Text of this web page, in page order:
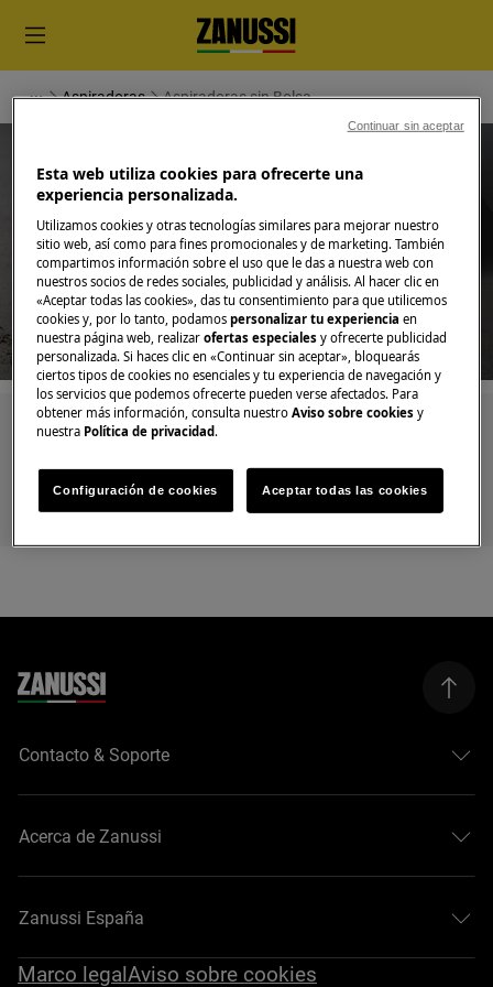
Aspiradoras Aspiradoras sin Bolsa
Apoyo para Aspiradoras sin
Bolsa
Busca entre nuestros artículos de soporte
Contacto & Soporte
Acerca de Zanussi
Zanussi España
Marco legalAviso sobre cookies
Esta web utiliza cookies para ofrecerte una
experiencia personalizada.
Utilizamos cookies y otras tecnologías similares para mejorar nuestro
sitio web, así como para fines promocionales y de marketing. También
compartimos información sobre el uso que le das a nuestra web con
nuestros socios de redes sociales, publicidad y análisis. Al hacer clic en
«Aceptar todas las cookies», das tu consentimiento para que utilicemos
cookies y, por lo tanto, podamospersonalizar tu experienciaen
nuestra página web, realizarofertas especiales y ofrecerte publicidad
personalizada. Si haces clic en «Continuar sin aceptar», bloquearás
ciertos tipos de cookies no esenciales y tu experiencia de navegación y
los servicios que podemos ofrecerte pueden verse afectados. Para
obtener más información, consulta nuestroAviso sobre cookies y
nuestra Política de privacidad.
Configuración de cookies Aceptar todas las cookies
Continuar sin aceptar